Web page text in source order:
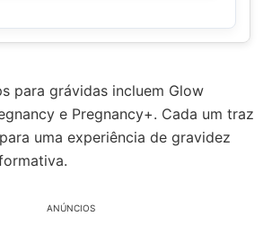
para grávidas incluem Glow
e Pregnancy+. Cada um traz
uma experiência de gravidez
ANÚNCIOS